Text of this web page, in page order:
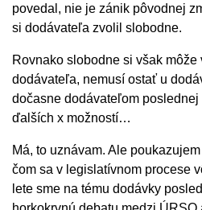
povedal, nie je zánik pôvodnej
si dodávateľa zvolil slobodne.
Rovnako slobodne si však
dodávateľa, nemusí ostať u
dočasne dodávateľom poslednej
ďalších x možností…
Má, to uznávam. Ale
čom sa v legislatívnom procese
lete sme na tému dodávky